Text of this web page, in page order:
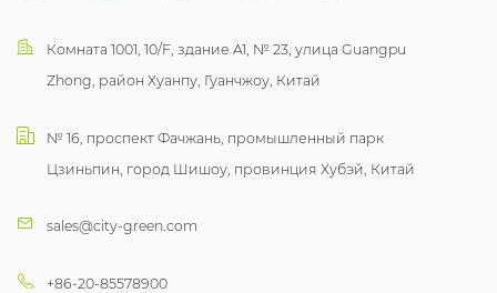
Комната 1001, 10/F, здание A1, № 23, улица Guangpu
Zhong, район Хуанпу, Гуанчжоу, Китай
№ 16, проспект Фачжань, промышленный парк
Цзиньпин, город Шишоу, провинция Хубэй, Китай
sales@city-green.com
+86-20-85578900